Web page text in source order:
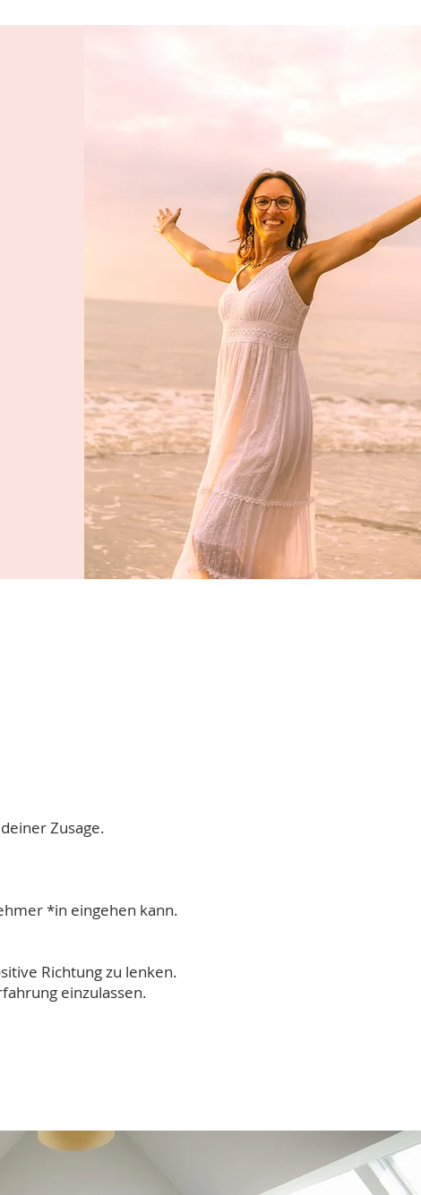
Zusage.
*in eingehen kann.
Richtung zu lenken.
einzulassen.